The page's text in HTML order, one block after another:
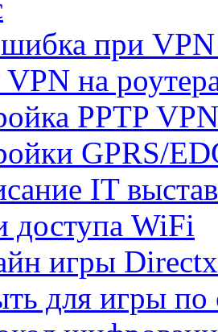
при
VPN на
PPTP
GPRS/
IT
доступа WiFi
игры
для игры по